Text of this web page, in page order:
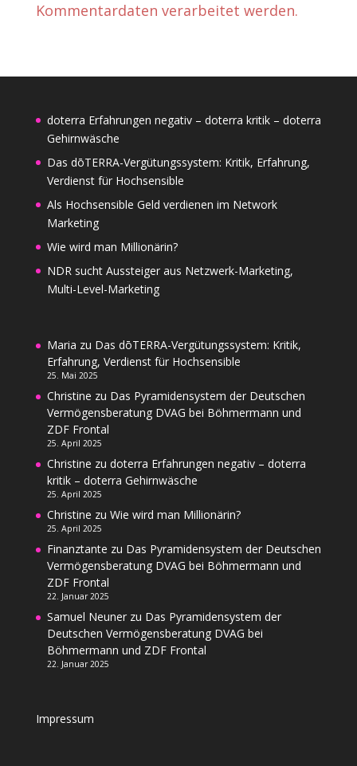
Kommentardaten verarbeitet werden.
doterra Erfahrungen negativ – doterra kritik – doterra
Gehirnwäsche
Das dōTERRA-Vergütungssystem: Kritik, Erfahrung,
Verdienst für Hochsensible
Als Hochsensible Geld verdienen im Network
Marketing
Wie wird man Millionärin?
NDR sucht Aussteiger aus Netzwerk-Marketing,
Multi-Level-Marketing
Maria zu Das dōTERRA-Vergütungssystem: Kritik,
Erfahrung, Verdienst für Hochsensible
25. Mai 2025
Christine zu Das Pyramidensystem der Deutschen
Vermögensberatung DVAG bei Böhmermann und
ZDF Frontal
25. April 2025
Christine zu doterra Erfahrungen negativ – doterra
kritik – doterra Gehirnwäsche
25. April 2025
Christine zu Wie wird man Millionärin?
25. April 2025
Finanztante zu Das Pyramidensystem der Deutschen
Vermögensberatung DVAG bei Böhmermann und
ZDF Frontal
22. Januar 2025
Samuel Neunerzu Das Pyramidensystem der
Deutschen Vermögensberatung DVAG bei
Böhmermann und ZDF Frontal
22. Januar 2025
Impressum